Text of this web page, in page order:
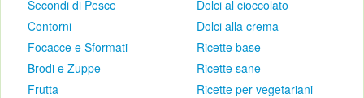
Secondi di Pesce
Contorni
Focacce e Sformati
Brodi e Zuppe
Frutta
Dolci al cioccolato
Dolci alla crema
Ricette base
Ricette sane
Ricette per vegetariani